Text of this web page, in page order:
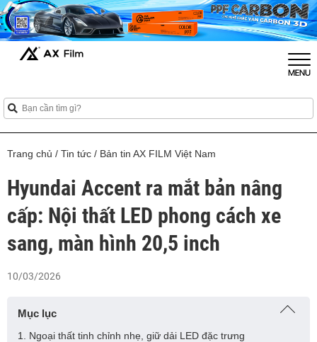
Trang chủ / Tin tức / Bản tin AX FILM Việt Nam
Hyundai Accent ra mắt bản nâng
cấp: Nội thất LED phong cách xe
sang, màn hình 20,5 inch
10/03/2026
Mục lục
1. Ngoại thất tinh chỉnh nhẹ, giữ dải LED đặc trưng